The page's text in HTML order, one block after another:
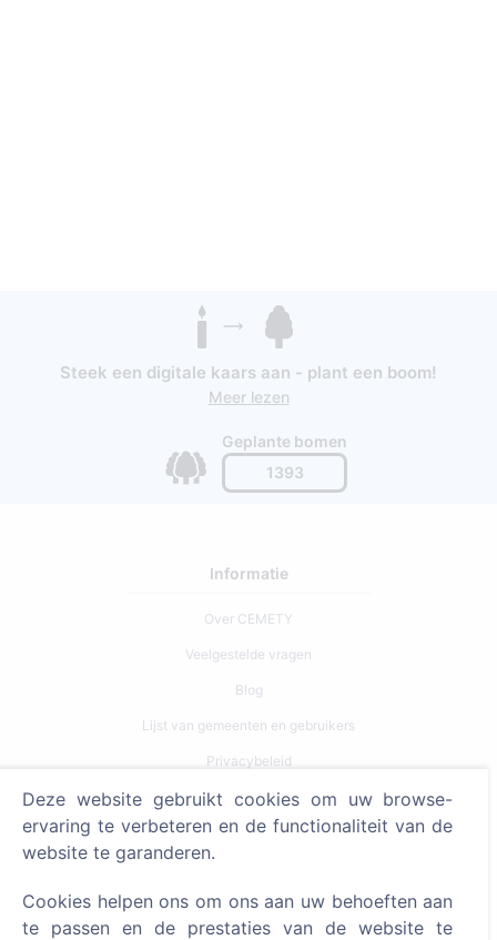
Steek een digitale kaars aan - plant een boom!
Meer lezen
Geplante bomen
1393
Informatie
Over CEMETY
Veelgestelde vragen
Blog
Lijst van gemeenten en gebruikers
Privacybeleid
Betalingsbeleid
Cookie-instellingen
Zoeken naar overledenen
Deze website gebruikt cookies om uw browse-
ervaring te verbeteren en de functionaliteit van de
website te garanderen.
Cookies helpen ons om ons aan uw behoeften aan
te passen en de prestaties van de website te